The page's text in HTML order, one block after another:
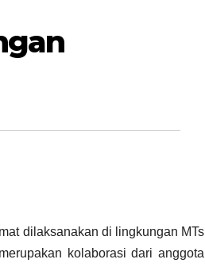
dilaksanakan di lingkungan MTs
kolaborasi dari anggota